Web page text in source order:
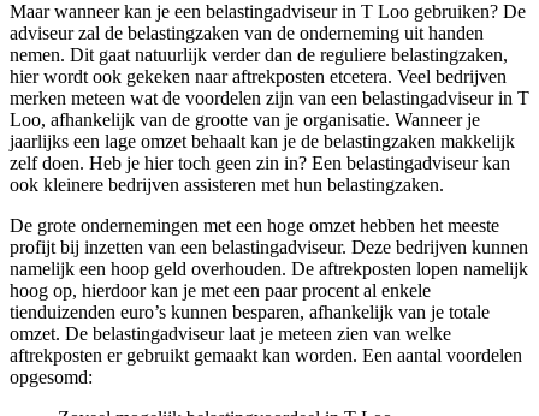
Maar wanneer kan je een belastingadviseur in T Loo gebruiken? De
adviseur zal de belastingzaken van de onderneming uit handen
nemen. Dit gaat natuurlijk verder dan de reguliere belastingzaken,
hier wordt ook gekeken naar aftrekposten etcetera. Veel bedrijven
merken meteen wat de voordelen zijn van een belastingadviseur in T
Loo, afhankelijk van de grootte van je organisatie. Wanneer je
jaarlijks een lage omzet behaalt kan je de belastingzaken makkelijk
zelf doen. Heb je hier toch geen zin in? Een belastingadviseur kan
ook kleinere bedrijven assisteren met hun belastingzaken.
De grote ondernemingen met een hoge omzet hebben het meeste
profijt bij inzetten van een belastingadviseur. Deze bedrijven kunnen
namelijk een hoop geld overhouden. De aftrekposten lopen namelijk
hoog op, hierdoor kan je met een paar procent al enkele
tienduizenden euro’s kunnen besparen, afhankelijk van je totale
omzet. De belastingadviseur laat je meteen zien van welke
aftrekposten er gebruikt gemaakt kan worden. Een aantal voordelen
opgesomd: